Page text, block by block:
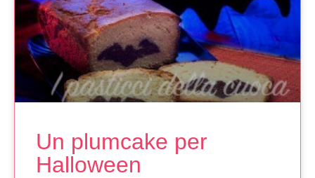
Un plumcake per
Halloween